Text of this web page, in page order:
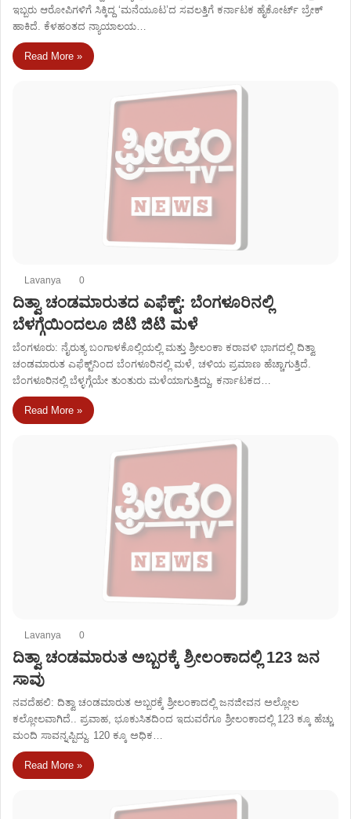
ಇಬ್ಬರು ಆರೋಪಿಗಳಿಗೆ ಸಿಕ್ಕಿದ್ದ ‘ಮನೆಯೂಟ’ದ ಸವಲತ್ತಿಗೆ ಕರ್ನಾಟಕ ಹೈಕೋರ್ಟ್ ಬ್ರೇಕ್
ಹಾಕಿದೆ. ಕೆಳಹಂತದ ನ್ಯಾಯಾಲಯ…
Read More »
Lavanya 0
ದಿತ್ವಾ ಚಂಡಮಾರುತದ ಎಫೆಕ್ಟ್​: ಬೆಂಗಳೂರಿನಲ್ಲಿ
ಬೆಳಗ್ಗೆಯಿಂದಲೂ ಜಿಟಿ ಜಿಟಿ ಮಳೆ
ಬೆಂಗಳೂರು: ನೈರುತ್ಯ ಬಂಗಾಳಕೊಲ್ಲಿಯಲ್ಲಿ ಮತ್ತು ಶ್ರೀಲಂಕಾ ಕರಾವಳಿ ಭಾಗದಲ್ಲಿ ದಿತ್ವಾ
ಚಂಡಮಾರುತ ಎಫೆಕ್ಟ್‌ನಿಂದ ಬೆಂಗಳೂರಿನಲ್ಲಿ ಮಳೆ, ಚಳಿಯ ಪ್ರಮಾಣ ಹೆಚ್ಚಾಗುತ್ತಿದೆ.
ಬೆಂಗಳೂರಿನಲ್ಲಿ ಬೆಳ್ಳಗ್ಗೆಯೇ ತುಂತುರು ಮಳೆಯಾಗುತ್ತಿದ್ದು, ಕರ್ನಾಟಕದ…
Read More »
Lavanya 0
ದಿತ್ವಾ ಚಂಡಮಾರುತ ಅಬ್ಬರಕ್ಕೆ ಶ್ರೀಲಂಕಾದಲ್ಲಿ 123 ಜನ
ಸಾವು
ನವದೆಹಲಿ: ದಿತ್ವಾ ಚಂಡಮಾರುತ ಅಬ್ಬರಕ್ಕೆ ಶ್ರೀಲಂಕಾದಲ್ಲಿ ಜನಜೀವನ ಅಲ್ಲೋಲ
ಕಲ್ಲೋಲವಾಗಿದೆ.. ಪ್ರವಾಹ, ಭೂಕುಸಿತದಿಂದ ಇದುವರೆಗೂ ಶ್ರೀಲಂಕಾದಲ್ಲಿ 123 ಕ್ಕೂ ಹೆಚ್ಚು
ಮಂದಿ ಸಾವನ್ನಪ್ಪಿದ್ದು. 120 ಕ್ಕೂ ಅಧಿಕ…
Read More »